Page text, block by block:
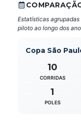
Estatísticas
piloto ao longo dos
Copa São
10
CORRIDAS
1
POLES